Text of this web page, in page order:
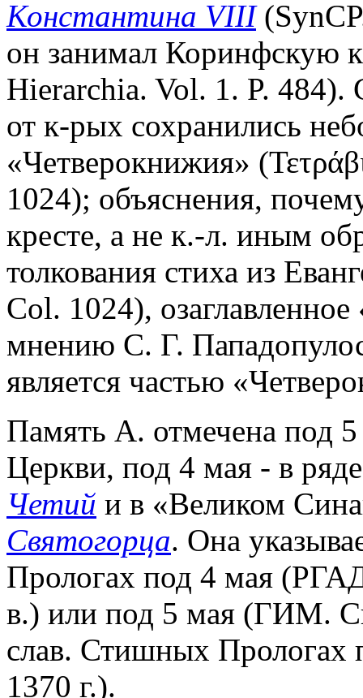
Константина VIII
он занимал Коринфскую
Hierarchia. Vol. 1. P. 484).
от к-рых сохранились
«Четверокнижия»
1024); объяснения,
кресте, а не к.-л. иным
толкования стиха из
Col. 1024),
мнению С. Г.
является частью
Память А. отмечена под
Церкви, под 4 мая - в
Четий и в «Великом
Святогорца. Она
Прологах под 4 мая
в.) или под 5 мая (ГИМ.
слав. Стишных
1370 г.).